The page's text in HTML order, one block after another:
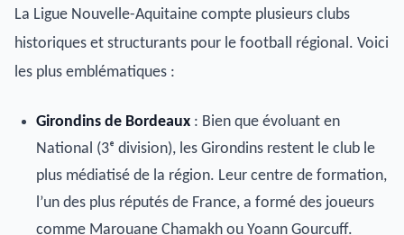
La Ligue Nouvelle-Aquitaine compte plusieurs clubs
historiques et structurants pour le football régional. Voici
les plus emblématiques :
Girondins de Bordeaux : Bien que évoluant en
National (3ᵉ division), les Girondins restent le club le
plus médiatisé de la région. Leur centre de formation,
l’un des plus réputés de France, a formé des joueurs
comme Marouane Chamakh ou Yoann Gourcuff.